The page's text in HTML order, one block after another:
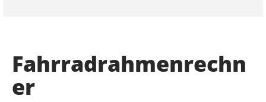
Fahrradrahmenrechn
er